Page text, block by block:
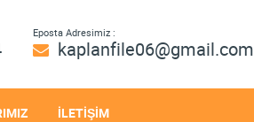
Eposta Adresimiz :
kaplanfile06@gmail.com
İLETİŞİM